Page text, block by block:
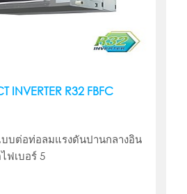
INVERTER R32 FBFC
บบต่อท่อลมแรงดันปานกลางอิน
ฟเบอร์ 5